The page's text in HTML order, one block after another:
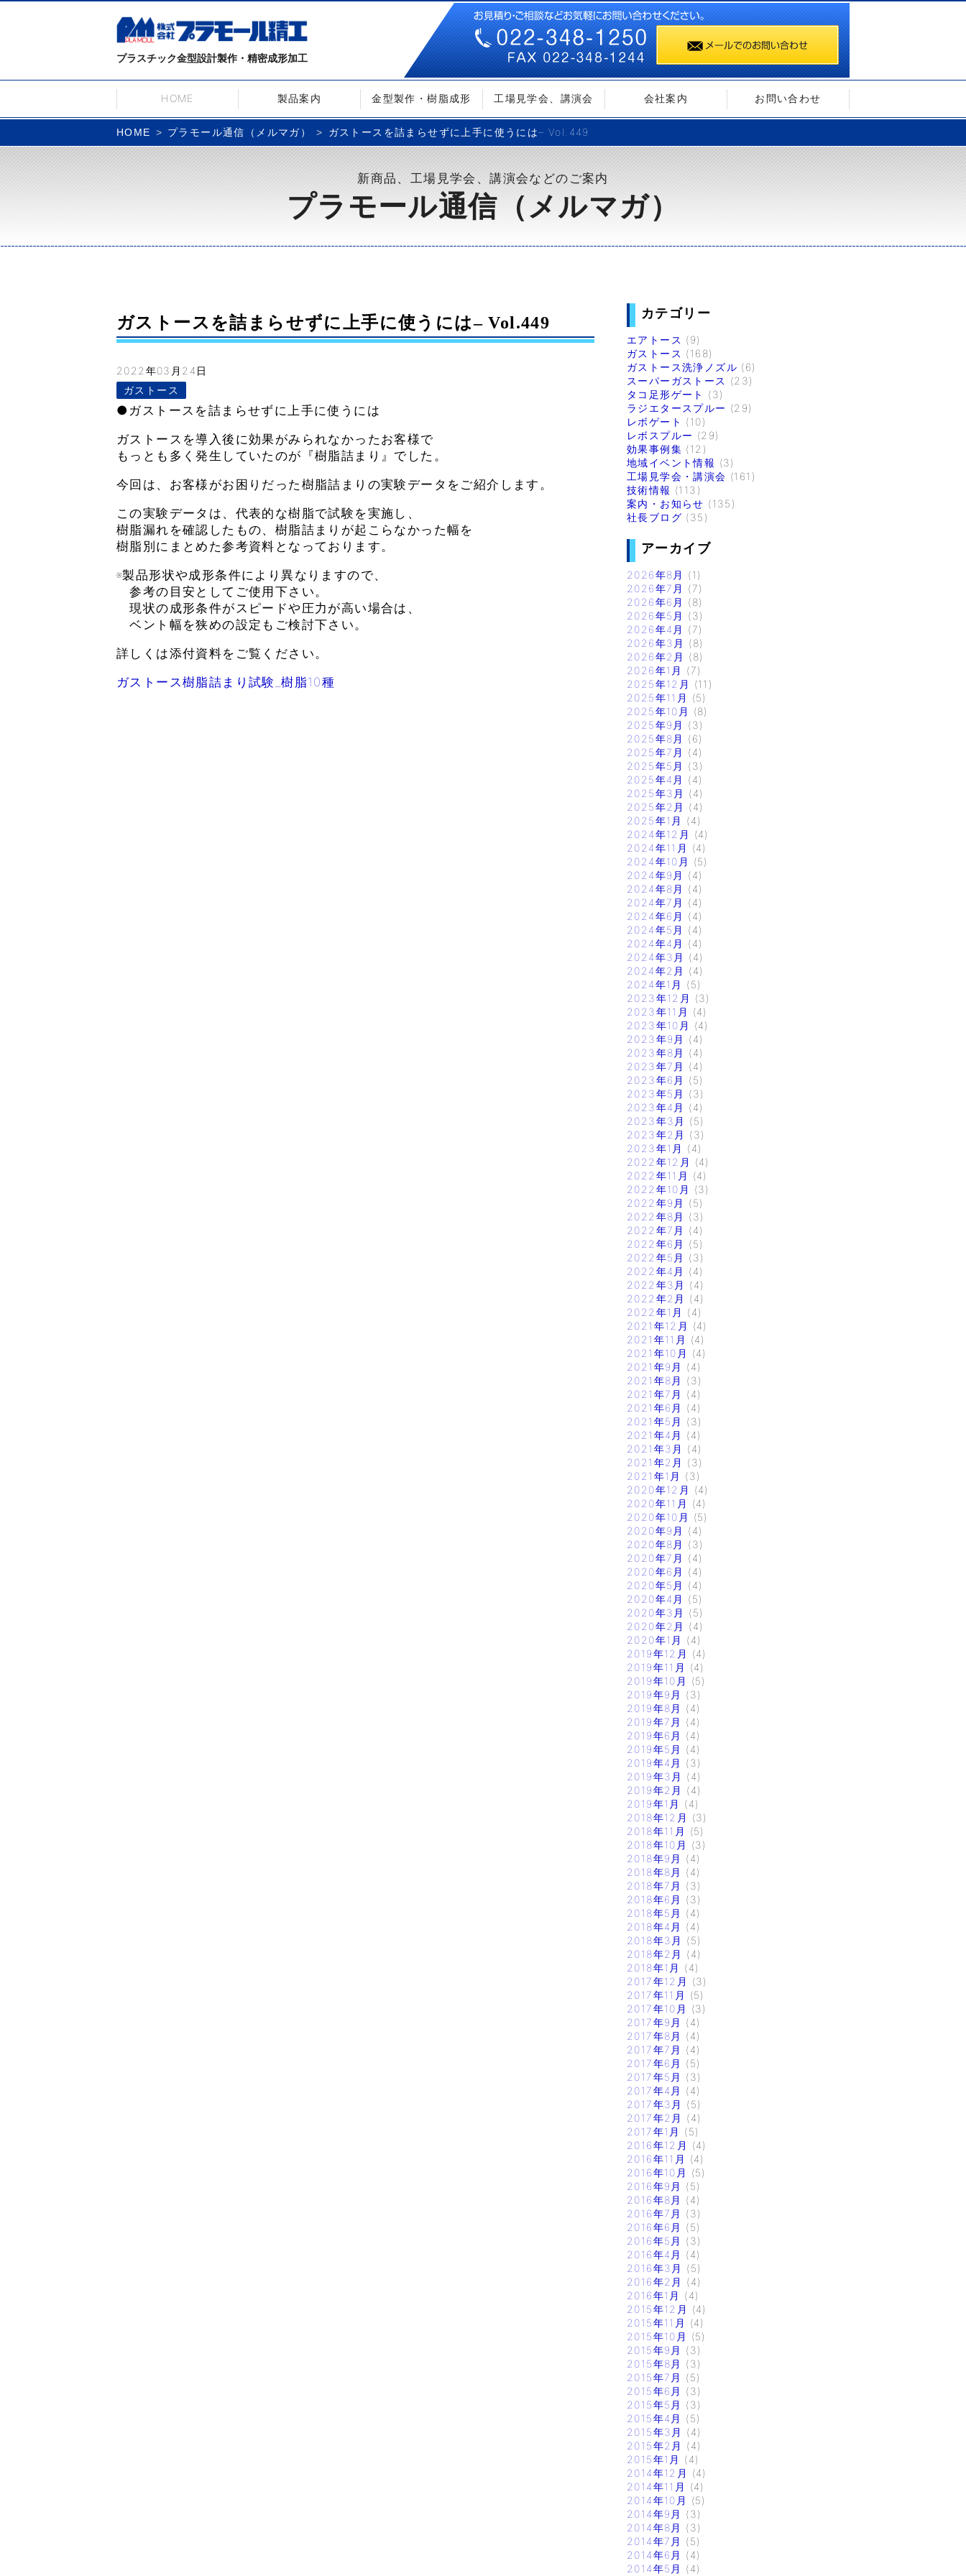
プラスチック金型設計製作・精密成形加工
HOME 製品案内 金型製作・樹脂成形 工場見学会、講演会 会社案内 お問い合わせ
HOME プラモール通信（メルマガ） ガストースを詰まらせずに上手に使うには– Vol.449
新商品、工場見学会、講演会などのご案内
プラモール通信（メルマガ）
ガストースを詰まらせずに上手に使うには– Vol.449
2022年03月24日
ガストース
●ガストースを詰まらせずに上手に使うには
ガストースを導入後に効果がみられなかったお客様で
もっとも多く発生していたのが『樹脂詰まり』でした。
今回は、お客様がお困りだった樹脂詰まりの実験データをご紹介します。
この実験データは、代表的な樹脂で試験を実施し、
樹脂漏れを確認したもの、樹脂詰まりが起こらなかった幅を
樹脂別にまとめた参考資料となっております。
※製品形状や成形条件により異なりますので、
参考の目安としてご使用下さい。
現状の成形条件がスピードや圧力が高い場合は、
ベント幅を狭めの設定もご検討下さい。
詳しくは添付資料をご覧ください。
ガストース樹脂詰まり試験_樹脂10種
カテゴリー
エアトース (9)
ガストース (168)
ガストース洗浄ノズル (6)
スーパーガストース (23)
タコ足形ゲート
(3)
ラジエタースプルー (29)
レボゲート (10)
レボスプルー (29)
効果事例集 (12)
地域イベント情報 (3)
工場見学会・講演会 (161)
技術情報 (113)
案内・お知らせ (135)
社長ブログ (35)
アーカイブ
2026年8月
(1)
2026年7月
(7)
2026年6月
(8)
2026年5月
(3)
2026年4月
(7)
2026年3月
(8)
2026年2月
(8)
2026年1月
(7)
2025年12月
(11)
2025年11月
(5)
2025年10月
(8)
2025年9月
(3)
2025年8月
(6)
2025年7月
(4)
2025年5月
(3)
2025年4月
(4)
2025年3月
(4)
2025年2月
(4)
2025年1月
(4)
2024年12月
(4)
2024年11月
(4)
2024年10月
(5)
2024年9月
(4)
2024年8月
(4)
2024年7月
(4)
2024年6月
(4)
2024年5月
(4)
2024年4月
(4)
2024年3月
(4)
2024年2月
(4)
2024年1月
(5)
2023年12月
(3)
2023年11月
(4)
2023年10月
(4)
2023年9月
(4)
2023年8月
(4)
2023年7月
(4)
2023年6月
(5)
2023年5月
(3)
2023年4月
(4)
2023年3月
(5)
2023年2月
(3)
2023年1月
(4)
2022年12月
(4)
2022年11月
(4)
2022年10月
(3)
2022年9月
(5)
2022年8月
(3)
2022年7月
(4)
2022年6月
(5)
2022年5月
(3)
2022年4月
(4)
2022年3月
(4)
2022年2月
(4)
2022年1月
(4)
2021年12月
(4)
2021年11月
(4)
2021年10月
(4)
2021年9月
(4)
2021年8月
(3)
2021年7月
(4)
2021年6月
(4)
2021年5月
(3)
2021年4月
(4)
2021年3月
(4)
2021年2月
(3)
2021年1月
(3)
2020年12月
(4)
2020年11月
(4)
2020年10月
(5)
2020年9月
(4)
2020年8月
(3)
2020年7月
(4)
2020年6月
(4)
2020年5月
(4)
2020年4月
(5)
2020年3月
(5)
2020年2月
(4)
2020年1月
(4)
2019年12月
(4)
2019年11月
(4)
2019年10月
(5)
2019年9月
(3)
2019年8月
(4)
2019年7月
(4)
2019年6月
(4)
2019年5月
(4)
2019年4月
(3)
2019年3月
(4)
2019年2月
(4)
2019年1月
(4)
2018年12月
(3)
2018年11月
(5)
2018年10月
(3)
2018年9月
(4)
2018年8月
(4)
2018年7月
(3)
2018年6月
(3)
2018年5月
(4)
2018年4月
(4)
2018年3月
(5)
2018年2月
(4)
2018年1月
(4)
2017年12月
(3)
2017年11月
(5)
2017年10月
(3)
2017年9月
(4)
2017年8月
(4)
2017年7月
(4)
2017年6月
(5)
2017年5月
(3)
2017年4月
(4)
2017年3月
(5)
2017年2月
(4)
2017年1月
(5)
2016年12月
(4)
2016年11月
(4)
2016年10月
(5)
2016年9月
(5)
2016年8月
(4)
2016年7月
(3)
2016年6月
(5)
2016年5月
(3)
2016年4月
(4)
2016年3月
(5)
2016年2月
(4)
2016年1月
(4)
2015年12月
(4)
2015年11月
(4)
2015年10月
(5)
2015年9月
(3)
2015年8月
(3)
2015年7月
(5)
2015年6月
(3)
2015年5月
(3)
2015年4月
(5)
2015年3月
(4)
2015年2月
(4)
2015年1月
(4)
2014年12月
(4)
2014年11月
(4)
2014年10月
(5)
2014年9月
(3)
2014年8月
(3)
2014年7月
(5)
2014年6月
(4)
2014年5月
(4)